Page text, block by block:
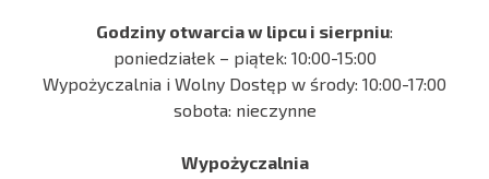
Godziny otwarcia w lipcu i sierpniu:
poniedziałek – piątek: 10:00-15:00
Wypożyczalnia i Wolny Dostęp w środy: 10:00-17:00
sobota: nieczynne
Wypożyczalnia